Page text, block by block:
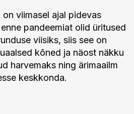
viimasel ajal pidevas
pandeemiat olid üritused
viisiks, siis see on
kõned ja näost näkku
harvemaks ning ärimaailm
keskkonda.